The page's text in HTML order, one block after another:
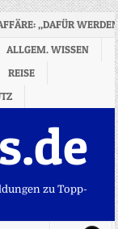
„DAFÜR
ALLGEM. WISSEN
REISE
zu Topp-